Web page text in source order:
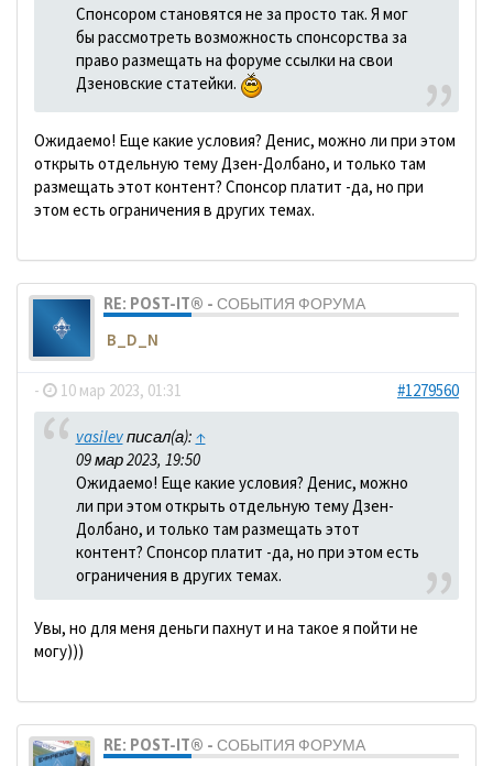
Спонсором становятся не за просто так. Я мог
бы рассмотреть возможность спонсорства за
право размещать на форуме ссылки на свои
Дзеновские статейки.
Ожидаемо! Еще какие условия? Денис, можно ли при этом
открыть отдельную тему Дзен-Долбано, и только там
размещать этот контент? Спонсор платит -да, но при
этом есть ограничения в других темах.
RE: POST-IT® - СОБЫТИЯ ФОРУМА
B_D_N
- 10 мар 2023, 01:31 #1279560
vasilevписал(а): ↑
09 мар 2023, 19:50
Ожидаемо! Еще какие условия? Денис, можно
ли при этом открыть отдельную тему Дзен-
Долбано, и только там размещать этот
контент? Спонсор платит -да, но при этом есть
ограничения в других темах.
Увы, но для меня деньги пахнут и на такое я пойти не
могу)))
RE: POST-IT® - СОБЫТИЯ ФОРУМА